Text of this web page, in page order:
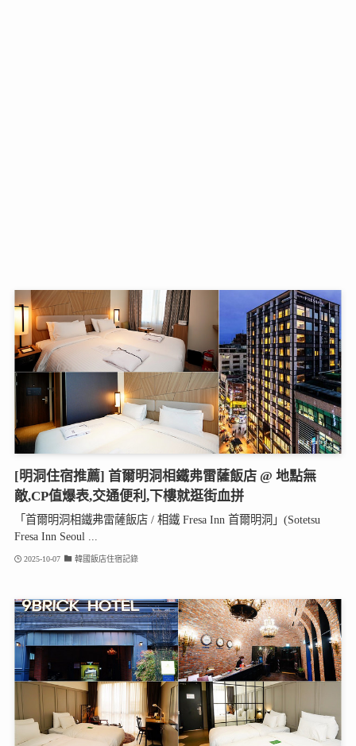
[明洞住宿推薦] 首爾明洞相鐵弗雷薩飯店 @ 地點無
敵,CP值爆表,交通便利,下樓就逛街血拼
「首爾明洞相鐵弗雷薩飯店 / 相鐵 Fresa Inn 首爾明洞」(Sotetsu
Fresa Inn Seoul ...
2025-10-07 韓國飯店住宿記錄